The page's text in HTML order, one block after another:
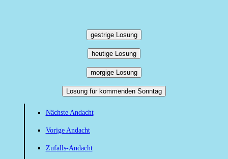
gestrige Losung
heutige Losung
morgige Losung
Losung für kommenden Sonntag
Nächste Andacht
Vorige Andacht
Zufalls-Andacht